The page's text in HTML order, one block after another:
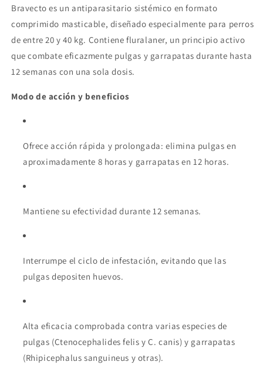
Bravecto es un antiparasitario sistémico en formato
comprimido masticable, diseñado especialmente para perros
de entre 20 y 40 kg. Contiene fluralaner, un principio activo
que combate eficazmente pulgas y garrapatas durante hasta
12 semanas con una sola dosis.
Modo de acción y beneficios
Ofrece acción rápida y prolongada: elimina pulgas en
aproximadamente 8 horas y garrapatas en 12 horas.
Mantiene su efectividad durante 12 semanas.
Interrumpe el ciclo de infestación, evitando que las
pulgas depositen huevos.
Alta eficacia comprobada contra varias especies de
pulgas (Ctenocephalides felis y C. canis) y garrapatas
(Rhipicephalus sanguineus y otras).